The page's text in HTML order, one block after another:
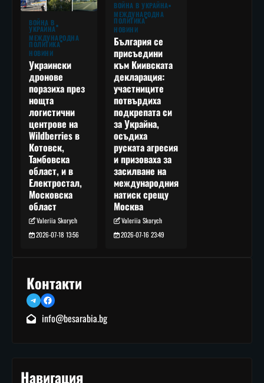
ВОЙНА В
УКРАЙНА
МЕЖДУНАРОДНА
ПОЛИТИКА
НОВИНИ
Украински
дронове
поразиха през
нощта
логистични
центрове на
Wildberries в
Котовск,
Тамбовска
област, и в
Електростал,
Московска
област
Valeriia Skorych
2026-07-18 13:56
ВОЙНА В УКРАЙНА
МЕЖДУНАРОДНА
ПОЛИТИКА
НОВИНИ
България се
присъедини
към Киивската
декларация:
участниците
потвърдиха
подкрепата си
за Украйна,
осъдиха
руската агресия
и призоваха за
засилване на
международния
натиск срещу
Москва
Valeriia Skorych
2026-07-16 23:49
Контакти
TelegramFacebook
info@besarabia.bg
Навигация